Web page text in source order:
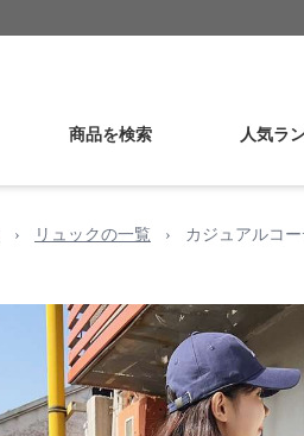
商品を検索 人気ラ
› リュックの一覧 › カジュアルコ